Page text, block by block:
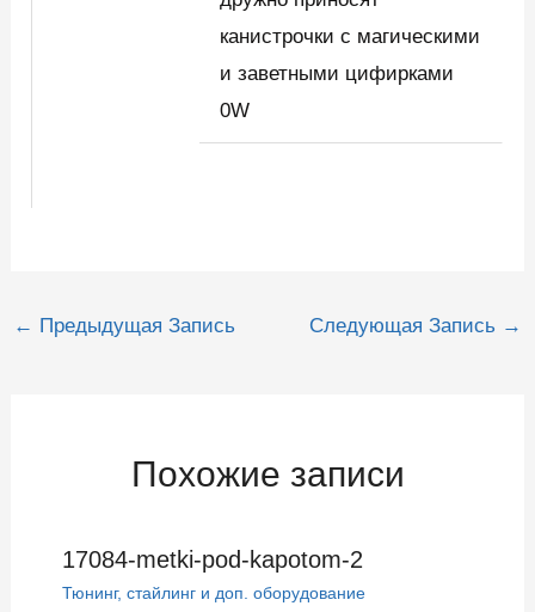
канистрочки с магическими
и заветными цифирками
0W
Навигация
← Предыдущая Запись Следующая Запись →
Похожие записи
17084-metki-pod-kapotom-2
Тюнинг, стайлинг и доп. оборудование